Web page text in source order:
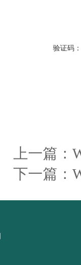
验证码：
上一篇：
下一篇：